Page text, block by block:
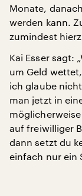
Monate,
werden kann.
zumindest
Kai Esser sagt:
um Geld
ich glaube
man jetzt in
auf freiwilliger
dann setzt du
einfach nur ein